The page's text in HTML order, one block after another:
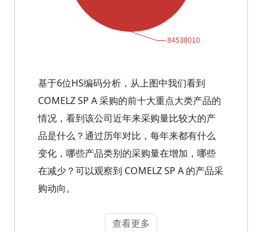
基于6位HS编码分析，从上图中我们看到
COMELZ SP A 采购的前十大重点大类产品的
情况，看到该公司近年来采购量比较大的产
品是什么？通过历年对比，每年来都有什么
变化，哪些产品类别的采购量在增加，哪些
在减少？可以观察到 COMELZ SP A 的产品采
购动向。
查看更多